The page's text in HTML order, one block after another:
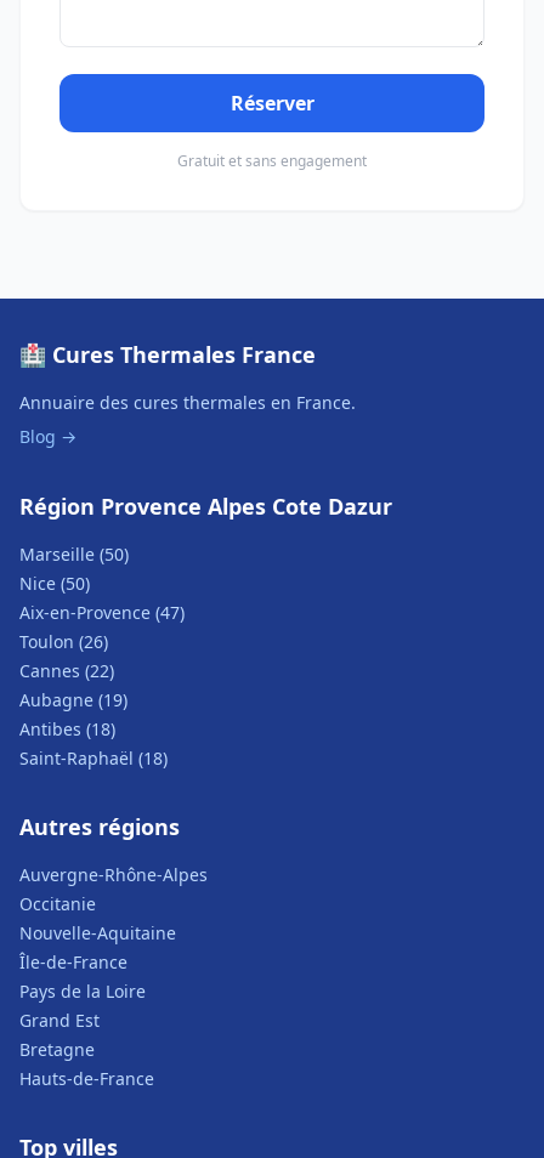
Réserver
Gratuit et sans engagement
🏥 Cures Thermales France
Annuaire des cures thermales en France.
Blog →
Région Provence Alpes Cote Dazur
Marseille (50)
Nice (50)
Aix-en-Provence (47)
Toulon (26)
Cannes (22)
Aubagne (19)
Antibes (18)
Saint-Raphaël (18)
Autres régions
Auvergne-Rhône-Alpes
Occitanie
Nouvelle-Aquitaine
Île-de-France
Pays de la Loire
Grand Est
Bretagne
Hauts-de-France
Top villes